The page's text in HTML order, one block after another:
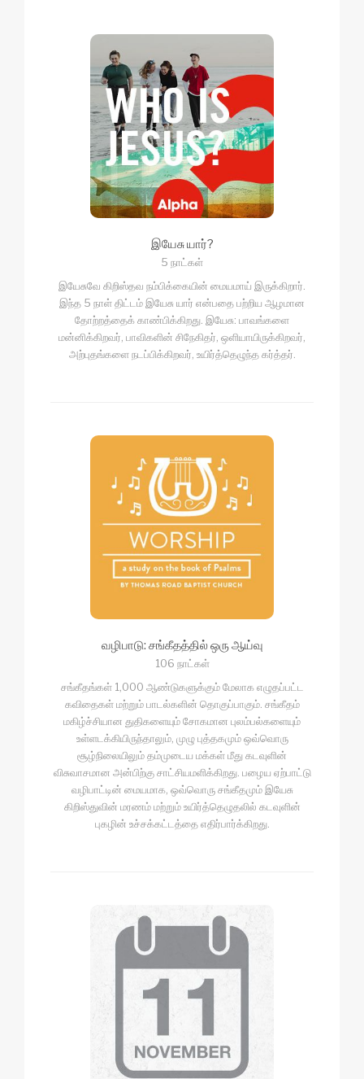
இயேசு யார்?
5 நாட்கள்
இயேசுவே கிறிஸ்தவ நம்பிக்கையின் மையமாய் இருக்கிறார்.
இந்த 5 நாள் திட்டம் இயேசு யார் என்பதை பற்றிய ஆழமான
தோற்றத்தைக் காண்பிக்கிறது. இயேசு: பாவங்களை
மன்னிக்கிறவர், பாவிகளின் சிநேகிதர், ஒளியாயிருக்கிறவர்,
அற்புதங்களை நடப்பிக்கிறவர், உயிர்த்தெழுந்த கர்த்தர்.
வழிபாடு: சங்கீதத்தில் ஒரு ஆய்வு
106 நாட்கள்
சங்கீதங்கள் 1,000 ஆண்டுகளுக்கும் மேலாக எழுதப்பட்ட
கவிதைகள் மற்றும் பாடல்களின் தொகுப்பாகும். சங்கீதம்
மகிழ்ச்சியான துதிகளையும் சோகமான புலம்பல்களையும்
உள்ளடக்கியிருந்தாலும், முழு புத்தகமும் ஒவ்வொரு
சூழ்நிலையிலும் தம்முடைய மக்கள் மீது கடவுளின்
விசுவாசமான அன்பிற்கு சாட்சியமளிக்கிறது. பழைய ஏற்பாட்டு
வழிபாட்டின் மையமாக, ஒவ்வொரு சங்கீதமும் இயேசு
கிறிஸ்துவின் மரணம் மற்றும் உயிர்த்தெழுதலில் கடவுளின்
புகழின் உச்சக்கட்டத்தை எதிர்பார்க்கிறது.